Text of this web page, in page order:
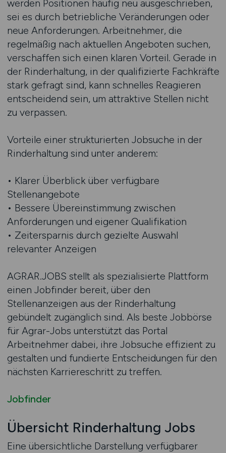
werden Positionen häufig neu ausgeschrieben,
sei es durch betriebliche Veränderungen oder
neue Anforderungen. Arbeitnehmer, die
regelmäßig nach aktuellen Angeboten suchen,
verschaffen sich einen klaren Vorteil. Gerade in
der Rinderhaltung, in der qualifizierte Fachkräfte
stark gefragt sind, kann schnelles Reagieren
entscheidend sein, um attraktive Stellen nicht
zu verpassen.
Vorteile einer strukturierten Jobsuche in der
Rinderhaltung sind unter anderem:
• Klarer Überblick über verfügbare
Stellenangebote
• Bessere Übereinstimmung zwischen
Anforderungen und eigener Qualifikation
• Zeitersparnis durch gezielte Auswahl
relevanter Anzeigen
AGRAR.JOBS stellt als spezialisierte Plattform
einen Jobfinder bereit, über den
Stellenanzeigen aus der Rinderhaltung
gebündelt zugänglich sind. Als beste Jobbörse
für Agrar-Jobs unterstützt das Portal
Arbeitnehmer dabei, ihre Jobsuche effizient zu
gestalten und fundierte Entscheidungen für den
nächsten Karriereschritt zu treffen.
Jobfinder
Übersicht Rinderhaltung Jobs
Eine übersichtliche Darstellung verfügbarer